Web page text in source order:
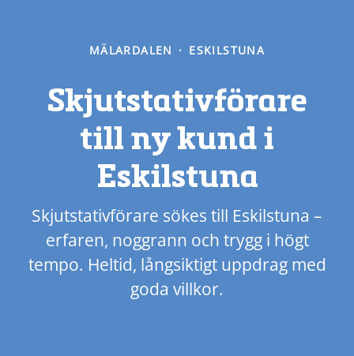
MÄLARDALEN · ESKILSTUNA
Skjutstativförare
till ny kund i
Eskilstuna
Skjutstativförare sökes till Eskilstuna –
erfaren, noggrann och trygg i högt
tempo. Heltid, långsiktigt uppdrag med
goda villkor.